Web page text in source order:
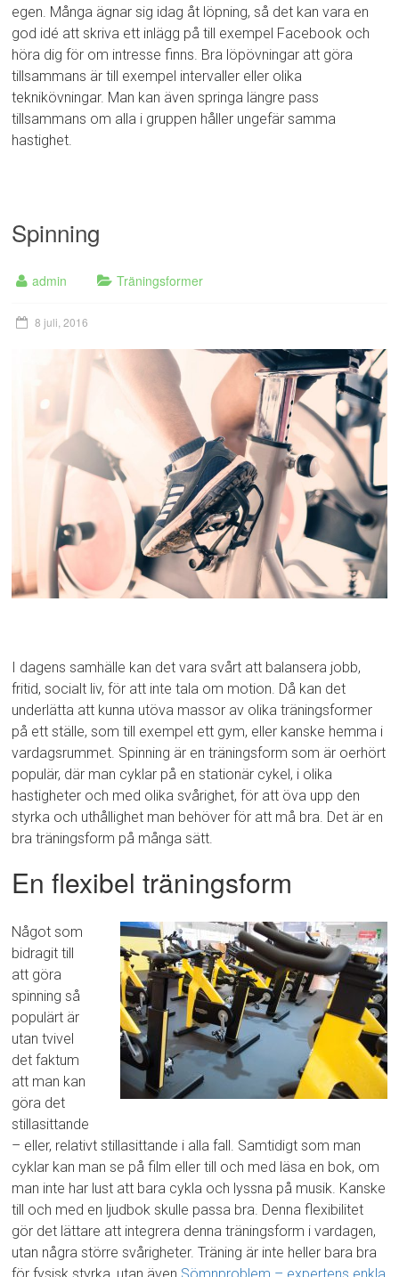
egen. Många ägnar sig idag åt löpning, så det kan vara en
god idé att skriva ett inlägg på till exempel Facebook och
höra dig för om intresse finns. Bra löpövningar att göra
tillsammans är till exempel intervaller eller olika
teknikövningar. Man kan även springa längre pass
tillsammans om alla i gruppen håller ungefär samma
hastighet.
Spinning
admin Träningsformer
8 juli, 2016
I dagens samhälle kan det vara svårt att balansera jobb,
fritid, socialt liv, för att inte tala om motion. Då kan det
underlätta att kunna utöva massor av olika träningsformer
på ett ställe, som till exempel ett gym, eller kanske hemma i
vardagsrummet. Spinning är en träningsform som är oerhört
populär, där man cyklar på en stationär cykel, i olika
hastigheter och med olika svårighet, för att öva upp den
styrka och uthållighet man behöver för att må bra. Det är en
bra träningsform på många sätt.
En flexibel träningsform
Något som
bidragit till
att göra
spinning så
populärt är
utan tvivel
det faktum
att man kan
göra det
stillasittande
– eller, relativt stillasittande i alla fall. Samtidigt som man
cyklar kan man se på film eller till och med läsa en bok, om
man inte har lust att bara cykla och lyssna på musik. Kanske
till och med en ljudbok skulle passa bra. Denna flexibilitet
gör det lättare att integrera denna träningsform i vardagen,
utan några större svårigheter. Träning är inte heller bara bra